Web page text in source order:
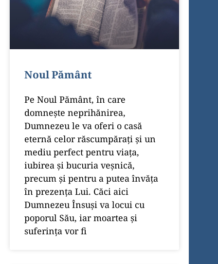
Noul Pământ
Pe Noul Pământ, în care
domneşte neprihă­nirea,
Dumnezeu le va oferi o casă
eternă celor răscumpăraţi şi un
mediu perfect pentru viaţa,
iubirea şi bucuria veşnică,
precum şi pentru a putea învăţa
în prezenţa Lui. Căci aici
Dumnezeu Însuşi va locui cu
poporul Său, iar moartea şi
suferinţa vor fi